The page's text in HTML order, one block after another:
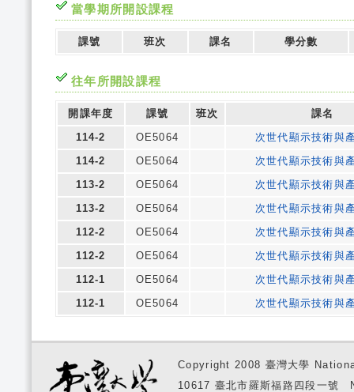
當學期所開設課程
課號 班次 課名 學分數
往年所開設課程
開課年度 課號 班次
課名
114-2
OE5064
次世代顯示技術與
114-2
OE5064
次世代顯示技術與
113-2
OE5064
次世代顯示技術與
113-2
OE5064
次世代顯示技術與
112-2
OE5064
次世代顯示技術與
112-2
OE5064
次世代顯示技術與
112-1
OE5064
次世代顯示技術與
112-1
OE5064 次世代顯示技術與
Copyright 2008 臺灣大學
10617 臺北市羅斯福路四段一